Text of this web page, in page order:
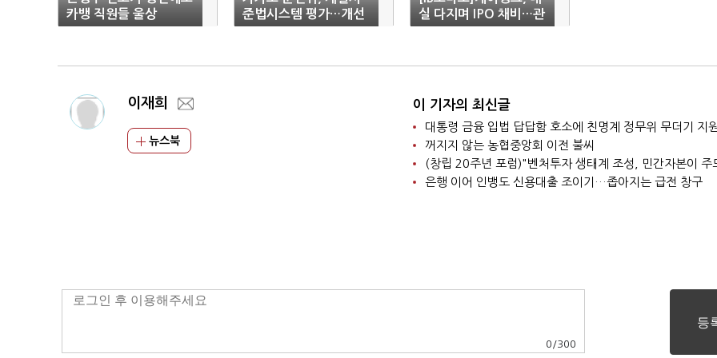
카뱅 직원들 울상
준법시스템 평가…개선
안 제시
실 다지며 IPO 채비…관
건은 자본과 수익성
이재희
뉴스북
이 기자의 최신글
대통령 금융 입법 답답함 호소에 친명계 정무위 무더기 지원
꺼지지 않는 농협중앙회 이전 불씨
(창립 20주년 포럼)"벤처투자 생태계 조성, 민간자본이 주
은행 이어 인뱅도 신용대출 조이기…좁아지는 급전 창구
0 /300